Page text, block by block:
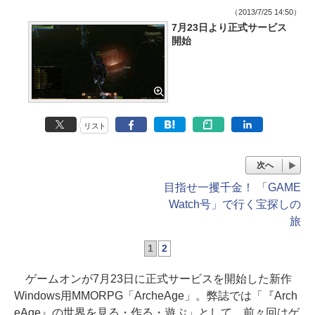
（2013/7/25 14:50）
7月23日より正式サービス
開始
リスト
次へ
目指せ一攫千金！ 「GAME
Watch号」で行く宝探しの
旅
1 2
ゲームオンが7月23日に正式サービスを開始した新作
Windows用MMORPG「ArcheAge」。弊誌では「『Arch